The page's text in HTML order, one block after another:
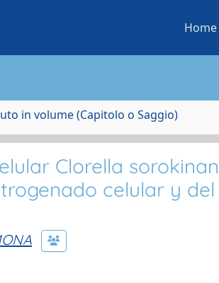
Home
in volume (Capitolo o Saggio)
Clorella
celular y del